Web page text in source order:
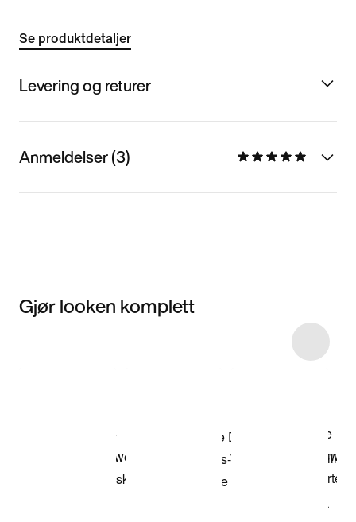
Se produktdetaljer
Levering og returer
Anmeldelser (3)
Gjør looken komplett